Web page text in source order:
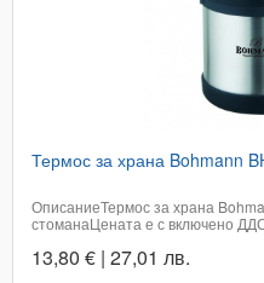
Термос за храна Bohmann
ОписаниеТермос за храна
стоманаЦената е с включено
0894693235Каталожен номер
13,80 € | 27,01 лв.